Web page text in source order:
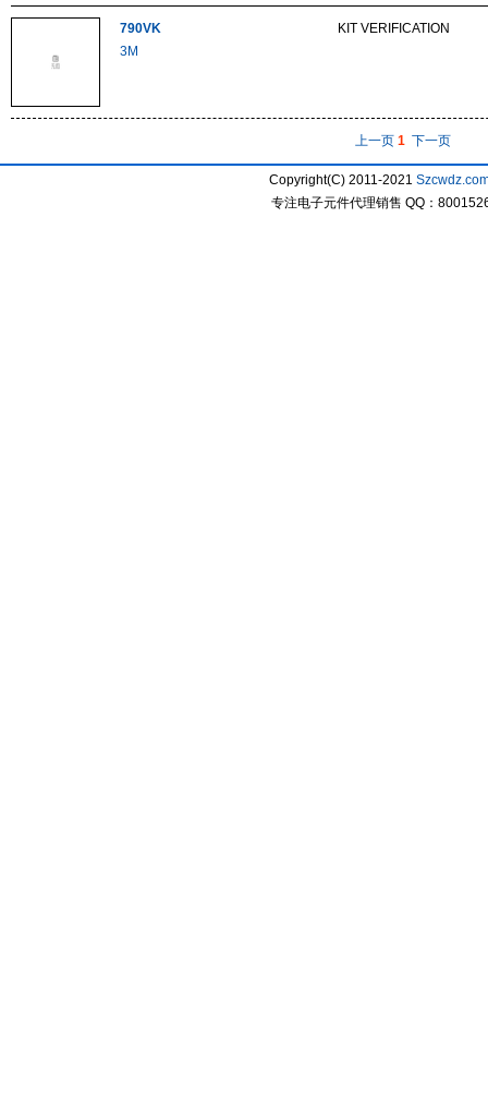
790VK
3M
KIT VERIFICATION
上一页 1 下一页
Copyright(C) 2011-2021
专注电子元件代理销售 QQ：